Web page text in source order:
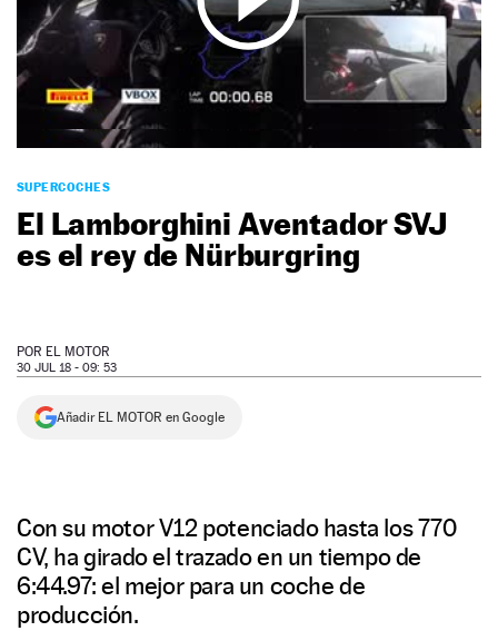
NEWSLETTER
SÍGUENOS
SUPERCOCHES
El Lamborghini Aventador SVJ
es el rey de Nürburgring
POR EL MOTOR
30 JUL 18 - 09: 53
Añadir EL MOTOR en Google
Con su motor V12 potenciado hasta los 770
CV, ha girado el trazado en un tiempo de
6:44.97: el mejor para un coche de
producción.